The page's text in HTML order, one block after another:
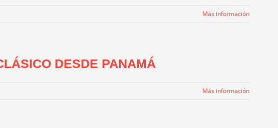
Más información
DESDE PANAMÁ
Más información